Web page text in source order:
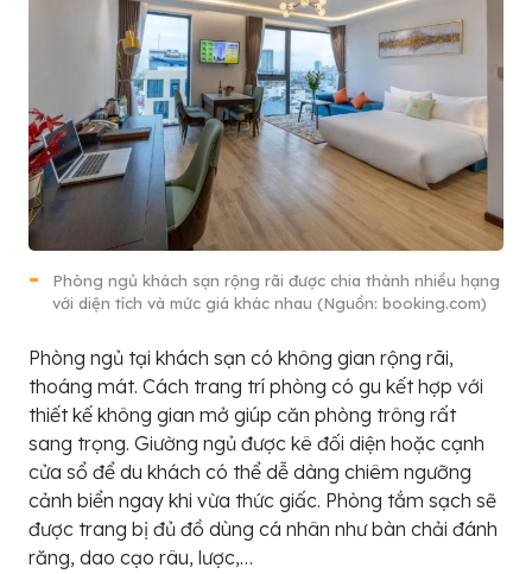
Phòng ngủ khách sạn rộng rãi được chia thành nhiều hạng
với diện tích và mức giá khác nhau (Nguồn: booking.com)
Phòng ngủ tại khách sạn có không gian rộng rãi,
thoáng mát. Cách trang trí phòng có gu kết hợp với
thiết kế không gian mở giúp căn phòng trông rất
sang trọng. Giường ngủ được kê đối diện hoặc cạnh
cửa sổ để du khách có thể dễ dàng chiêm ngưỡng
cảnh biển ngay khi vừa thức giấc. Phòng tắm sạch sẽ
được trang bị đủ đồ dùng cá nhân như bàn chải đánh
răng, dao cạo râu, lược,…